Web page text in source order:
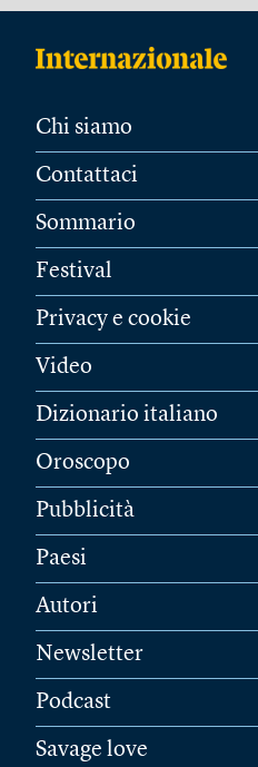
Chi siamo
Contattaci
Sommario
Festival
Privacy e cookie
Video
Dizionario italiano
Oroscopo
Pubblicità
Paesi
Autori
Newsletter
Podcast
Savage love